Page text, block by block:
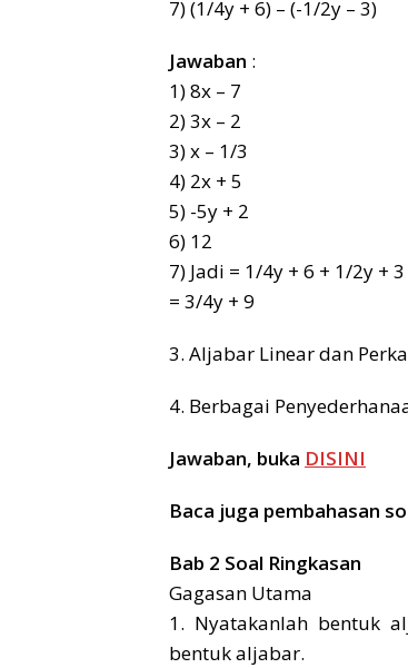
7) (1/4y + 6) – (-1/2y – 3)
Jawaban :
1) 8x – 7
2) 3x – 2
3) x – 1/3
4) 2x + 5
5) -5y + 2
6) 12
7) Jadi = 1/4y + 6 + 1/2y + 3
= 3/4y + 9
3. Aljabar Linear dan
4. Berbagai
Jawaban, buka DISINI
Baca juga pembahasan
Bab 2 Soal Ringkasan
Gagasan Utama
1. Nyatakanlah bentuk
bentuk aljabar.